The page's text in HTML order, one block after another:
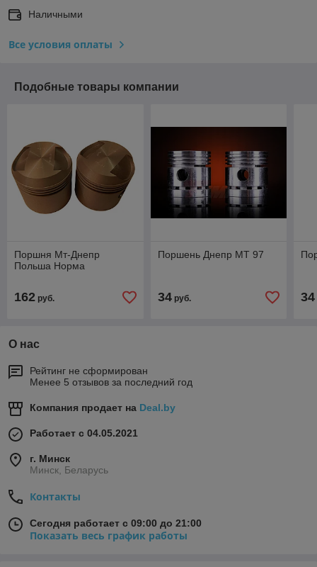
Наличными
Все условия оплаты
Подобные товары компании
Поршня Мт-Днепр
Польша Норма
162 руб.
Поршень Днепр МТ 97
34руб. 34
О нас
Рейтинг не сформирован
Менее 5 отзывов за последний год
Компания продает на Deal.by
Работает с 04.05.2021
г. Минск
Минск, Беларусь
Контакты
Сегодня работает с 09:00 до 21:00
Показать весь график работы